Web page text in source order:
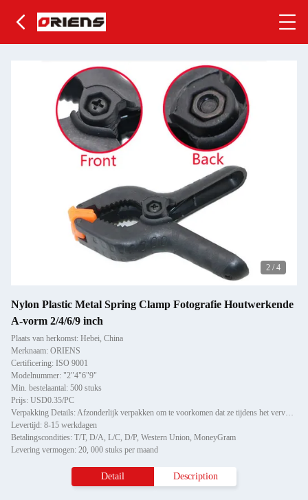
2 / 4
Nylon Plastic Metal Spring Clamp Fotografie Houtwerkende
A-vorm 2/4/6/9 inch
Plaats van herkomst: Hebei, China
Merknaam: ORIENS
Certificering: ISO 9001
Modelnummer: "2"4"6"9"
Min. bestelaantal: 500 stuks
Prijs: USD0.35/PC
Verpakking Details: Afzonderlijk verpakken om te voorkomen dat ze tijdens het vervoer beschadigd raken of krabben, vervo
Levertijd: 8-15 werkdagen
Betalingscondities: T/T, D/A, L/C, D/P, Western Union, MoneyGram
Levering vermogen: 20, 000 stuks per maand
Detail Description